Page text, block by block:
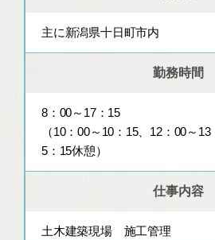
主に新潟県十日町市内
勤務時間
8：00～17：15
（10：00～10：15、12：00～
5：15休憩）
仕事内容
土木建築現場 施工管理